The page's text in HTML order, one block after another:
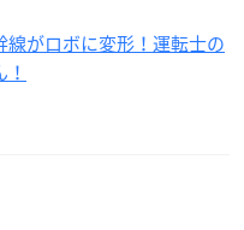
がロボに変形！運転士の